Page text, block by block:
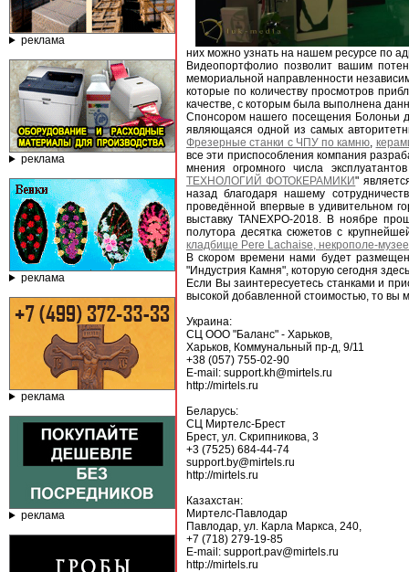
реклама
реклама
реклама
реклама
реклама
них можно узнать на нашем ресурсе по
Видеопортфолио позволит вашим
мемориальной направленности
которые по количеству просмотров
качестве, с которым была выполнена
Спонсором нашего посещения Болоньи
являющаяся одной из самых
Фрезерные станки с ЧПУ по камню,
все эти приспособления компания
мнения огромного числа
ТЕХНОЛОГИЙ ФОТОКЕРАМИКИ"
назад благодаря нашему
проведённой впервые в удивительном
выставку TANEXPO-2018. В ноябре
полутора десятка сюжетов с
кладбище Pere Lachaise, некрополе-музее
В скором времени нами будет
"Индустрия Камня", которую сегодня
Если Вы заинтересуетесь станками и
высокой добавленной стоимостью, то вы
Украина:
СЦ ООО "Баланс" - Харьков,
Харьков, Коммунальный пр-д, 9/11
+38 (057) 755-02-90
E-mail: support.kh@mirtels.ru
http://mirtels.ru
Беларусь:
СЦ Миртелс-Брест
Брест, ул. Скрипникова, 3
+3 (7525) 684-44-74
support.by@mirtels.ru
http://mirtels.ru
Казахстан:
Миртелс-Павлодар
Павлодар, ул. Карла Маркса, 240,
+7 (718) 279-19-85
E-mail: support.pav@mirtels.ru
http://mirtels.ru